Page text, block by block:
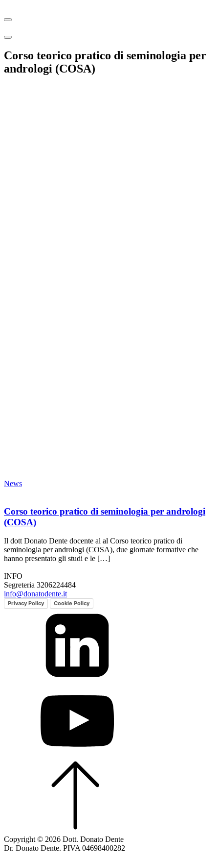
Corso teorico pratico di seminologia per
andrologi (COSA)
News
Corso teorico pratico di seminologia per andrologi
(COSA)
Il dott Donato Dente docente al al Corso teorico pratico di
seminologia per andrologi (COSA), due giornate formative che
hanno presentato gli studi e le […]
INFO
Segreteria 3206224484
info@donatodente.it
Privacy Policy Cookie Policy
Copyright © 2026 Dott. Donato Dente
Dr. Donato Dente. PIVA 04698400282